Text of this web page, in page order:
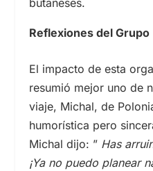
Reflexiones del Grupo
El impacto de esta
resumió mejor uno de
viaje, Michal, de
humorística pero
Michal dijo: ” Has
¡Ya no puedo planear